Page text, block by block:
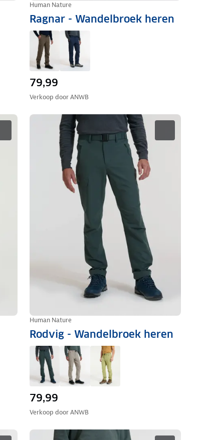
Human Nature
Ragnar - Wandelbroek heren
79,99
Verkoop doorANWB
Human Nature
Rodvig - Wandelbroek heren
79,99
Verkoop doorANWB